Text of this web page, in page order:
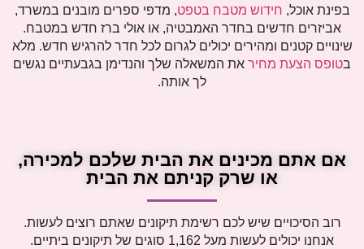
בפינת אוכל, חידוש מטבח בטפט, מדפי ספרים מובנים במשרד,
אביזרים חדשים בחדר האמבטיה, או אולי ברז חדש במטבח.
שינויים קטנים ומהירים יכולים לגרום לכל חדר להרגיש חדש. מלא
בטופס הצעת מחיר את המשאלה שלך והנדימן בגבעתיים נגשים
לך אותה.
אם אתם מכינים את הבית שלכם למכירה,
או שרק קניתם את הבית
רוב הסיכויים שיש לכם רשימת תיקונים שאתם רוצים לעשות.
אנחנו יכולים לעשות מעל 1,162 סוגים של תיקונים ביתיים.